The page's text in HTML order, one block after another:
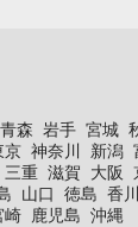
青森 岩手 宮城
京 神奈川 新潟
三重 滋賀 大阪
山口 徳島 香川
崎 鹿児島 沖縄